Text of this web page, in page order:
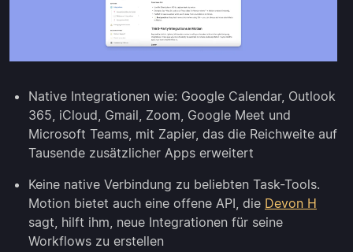
Native Integrationen wie: Google Calendar, Outlook
365, iCloud, Gmail, Zoom, Google Meet und
Microsoft Teams, mit Zapier, das die Reichweite auf
Tausende zusätzlicher Apps erweitert
Keine native Verbindung zu beliebten Task-Tools.
Motion bietet auch eine offene API, die Devon H
sagt, hilft ihm, neue Integrationen für seine
Workflows zu erstellen